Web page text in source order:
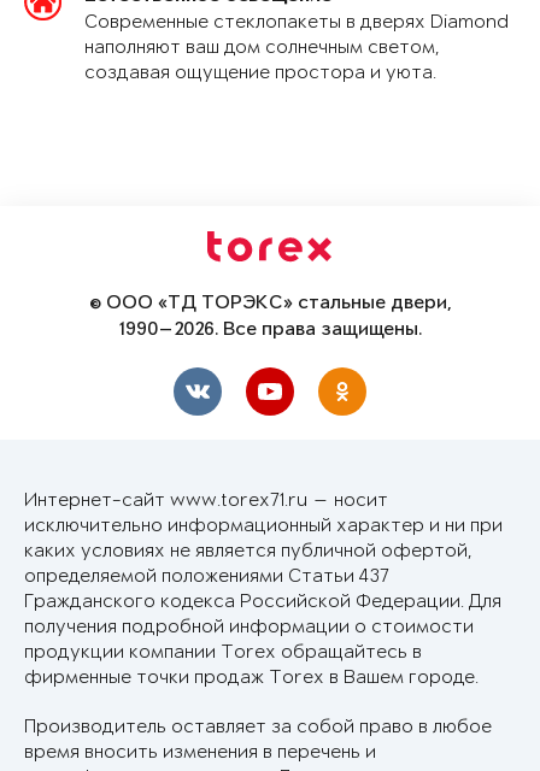
Современные стеклопакеты в дверях Diamond
наполняют ваш дом солнечным светом,
создавая ощущение простора и уюта.
© ООО «ТД ТОРЭКС» стальные двери,
1990—2026. Все права защищены.
Интернет-сайт www.torex71.ru — носит
исключительно информационный характер и ни при
каких условиях не является публичной офертой,
определяемой положениями Статьи 437
Гражданского кодекса Российской Федерации. Для
получения подробной информации о стоимости
продукции компании Torex обращайтесь в
фирменные точки продаж Torex в Вашем городе.
Производитель оставляет за собой право в любое
время вносить изменения в перечень и